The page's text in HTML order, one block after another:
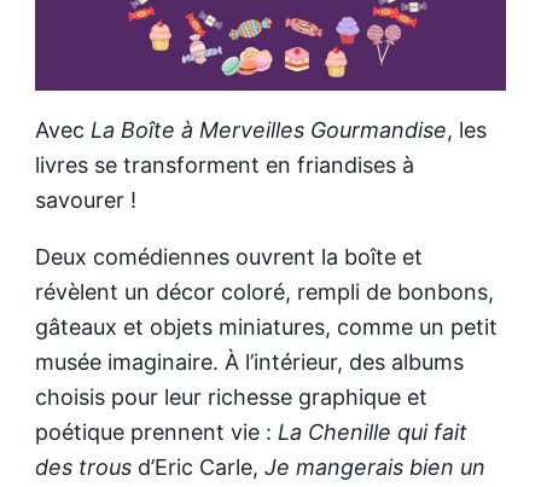
Avec La Boîte à Merveilles Gourmandise, les
livres se transforment en friandises à
savourer !
Deux comédiennes ouvrent la boîte et
révèlent un décor coloré, rempli de bonbons,
gâteaux et objets miniatures, comme un petit
musée imaginaire. À l’intérieur, des albums
choisis pour leur richesse graphique et
poétique prennent vie : La Chenille qui fait
des trousd’Eric Carle, Je mangerais bien un